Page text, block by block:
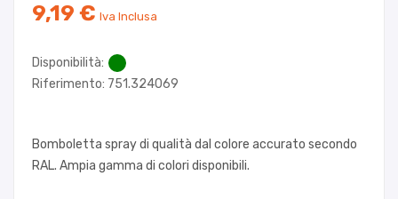
9,19 € Iva Inclusa
Disponibilità:
Riferimento: 751.324069
Bomboletta spray di qualità dal colore accurato secondo
RAL. Ampia gamma di colori disponibili.